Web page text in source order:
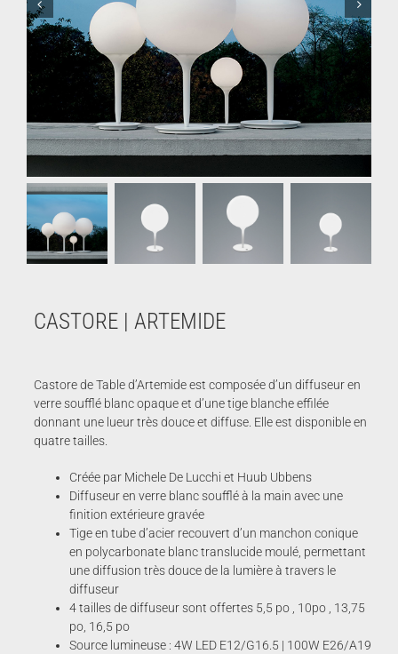
CASTORE | ARTEMIDE
Castore de Table d’Artemide est composée d’un diffuseur en
verre soufflé blanc opaque et d’une tige blanche effilée
donnant une lueur très douce et diffuse. Elle est disponible en
quatre tailles.
Créée par Michele De Lucchi et Huub Ubbens
Diffuseur en verre blanc soufflé à la main avec une
finition extérieure gravée
Tige en tube d’acier recouvert d’un manchon conique
en polycarbonate blanc translucide moulé, permettant
une diffusion très douce de la lumière à travers le
diffuseur
4 tailles de diffuseur sont offertes 5,5 po , 10po , 13,75
po, 16,5 po
Source lumineuse : 4W LED E12/G16.5 | 100W E26/A19